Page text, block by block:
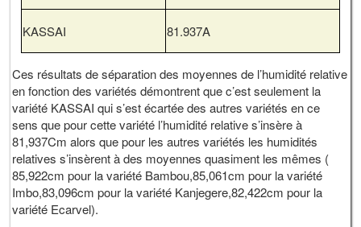
KASSAI 81.937A
Ces résultats de séparation des moyennes de l’humidité relative
en fonction des variétés démontrent que c’est seulement la
variété KASSAI qui s’est écartée des autres variétés en ce
sens que pour cette variété l’humidité relative s’insère à
81,937Cm alors que pour les autres variétés les humidités
relatives s’insèrent à des moyennes quasiment les mêmes (
85,922cm pour la variété Bambou,85,061cm pour la variété
Imbo,83,096cm pour la variété Kanjegere,82,422cm pour la
variété Ecarvel).